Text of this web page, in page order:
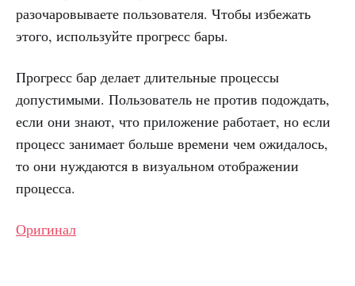
разочаровываете пользователя. Чтобы избежать
этого, используйте прогресс бары.
Прогресс бар делает длительные процессы
допустимыми. Пользователь не против подождать,
если они знают, что приложение работает, но если
процесс занимает больше времени чем ожидалось,
то они нуждаются в визуальном отображении
процесса.
Оригинал